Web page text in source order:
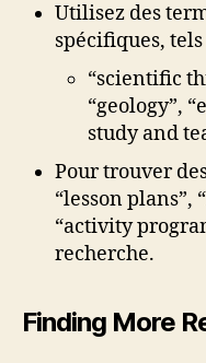
Utilisez des
spécifiques,
“scientific
“geology”,
study and
Pour trouver
“lesson plans”,
“activity
recherche.
Finding More